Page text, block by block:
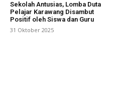
Sekolah Antusias, Lomba Duta
Pelajar Karawang Disambut
Positif oleh Siswa dan Guru
31 Oktober 2025